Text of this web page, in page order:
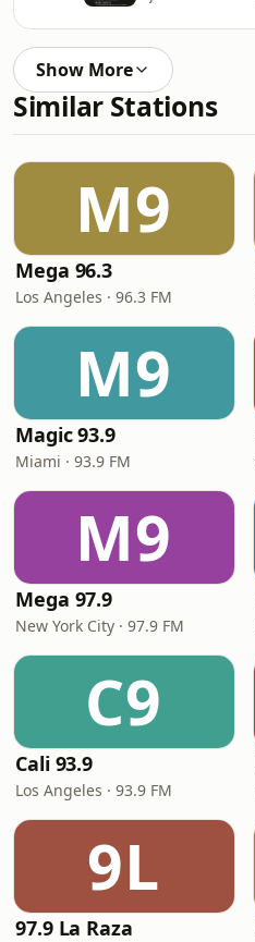
Show More
Similar Stations
M9
Mega 96.3
Los Angeles · 96.3 FM
M9
Magic 93.9
Miami · 93.9 FM
M9
Mega 97.9
New York City · 97.9 FM
C9
Cali 93.9
Los Angeles · 93.9 FM
9L
97.9 La Raza